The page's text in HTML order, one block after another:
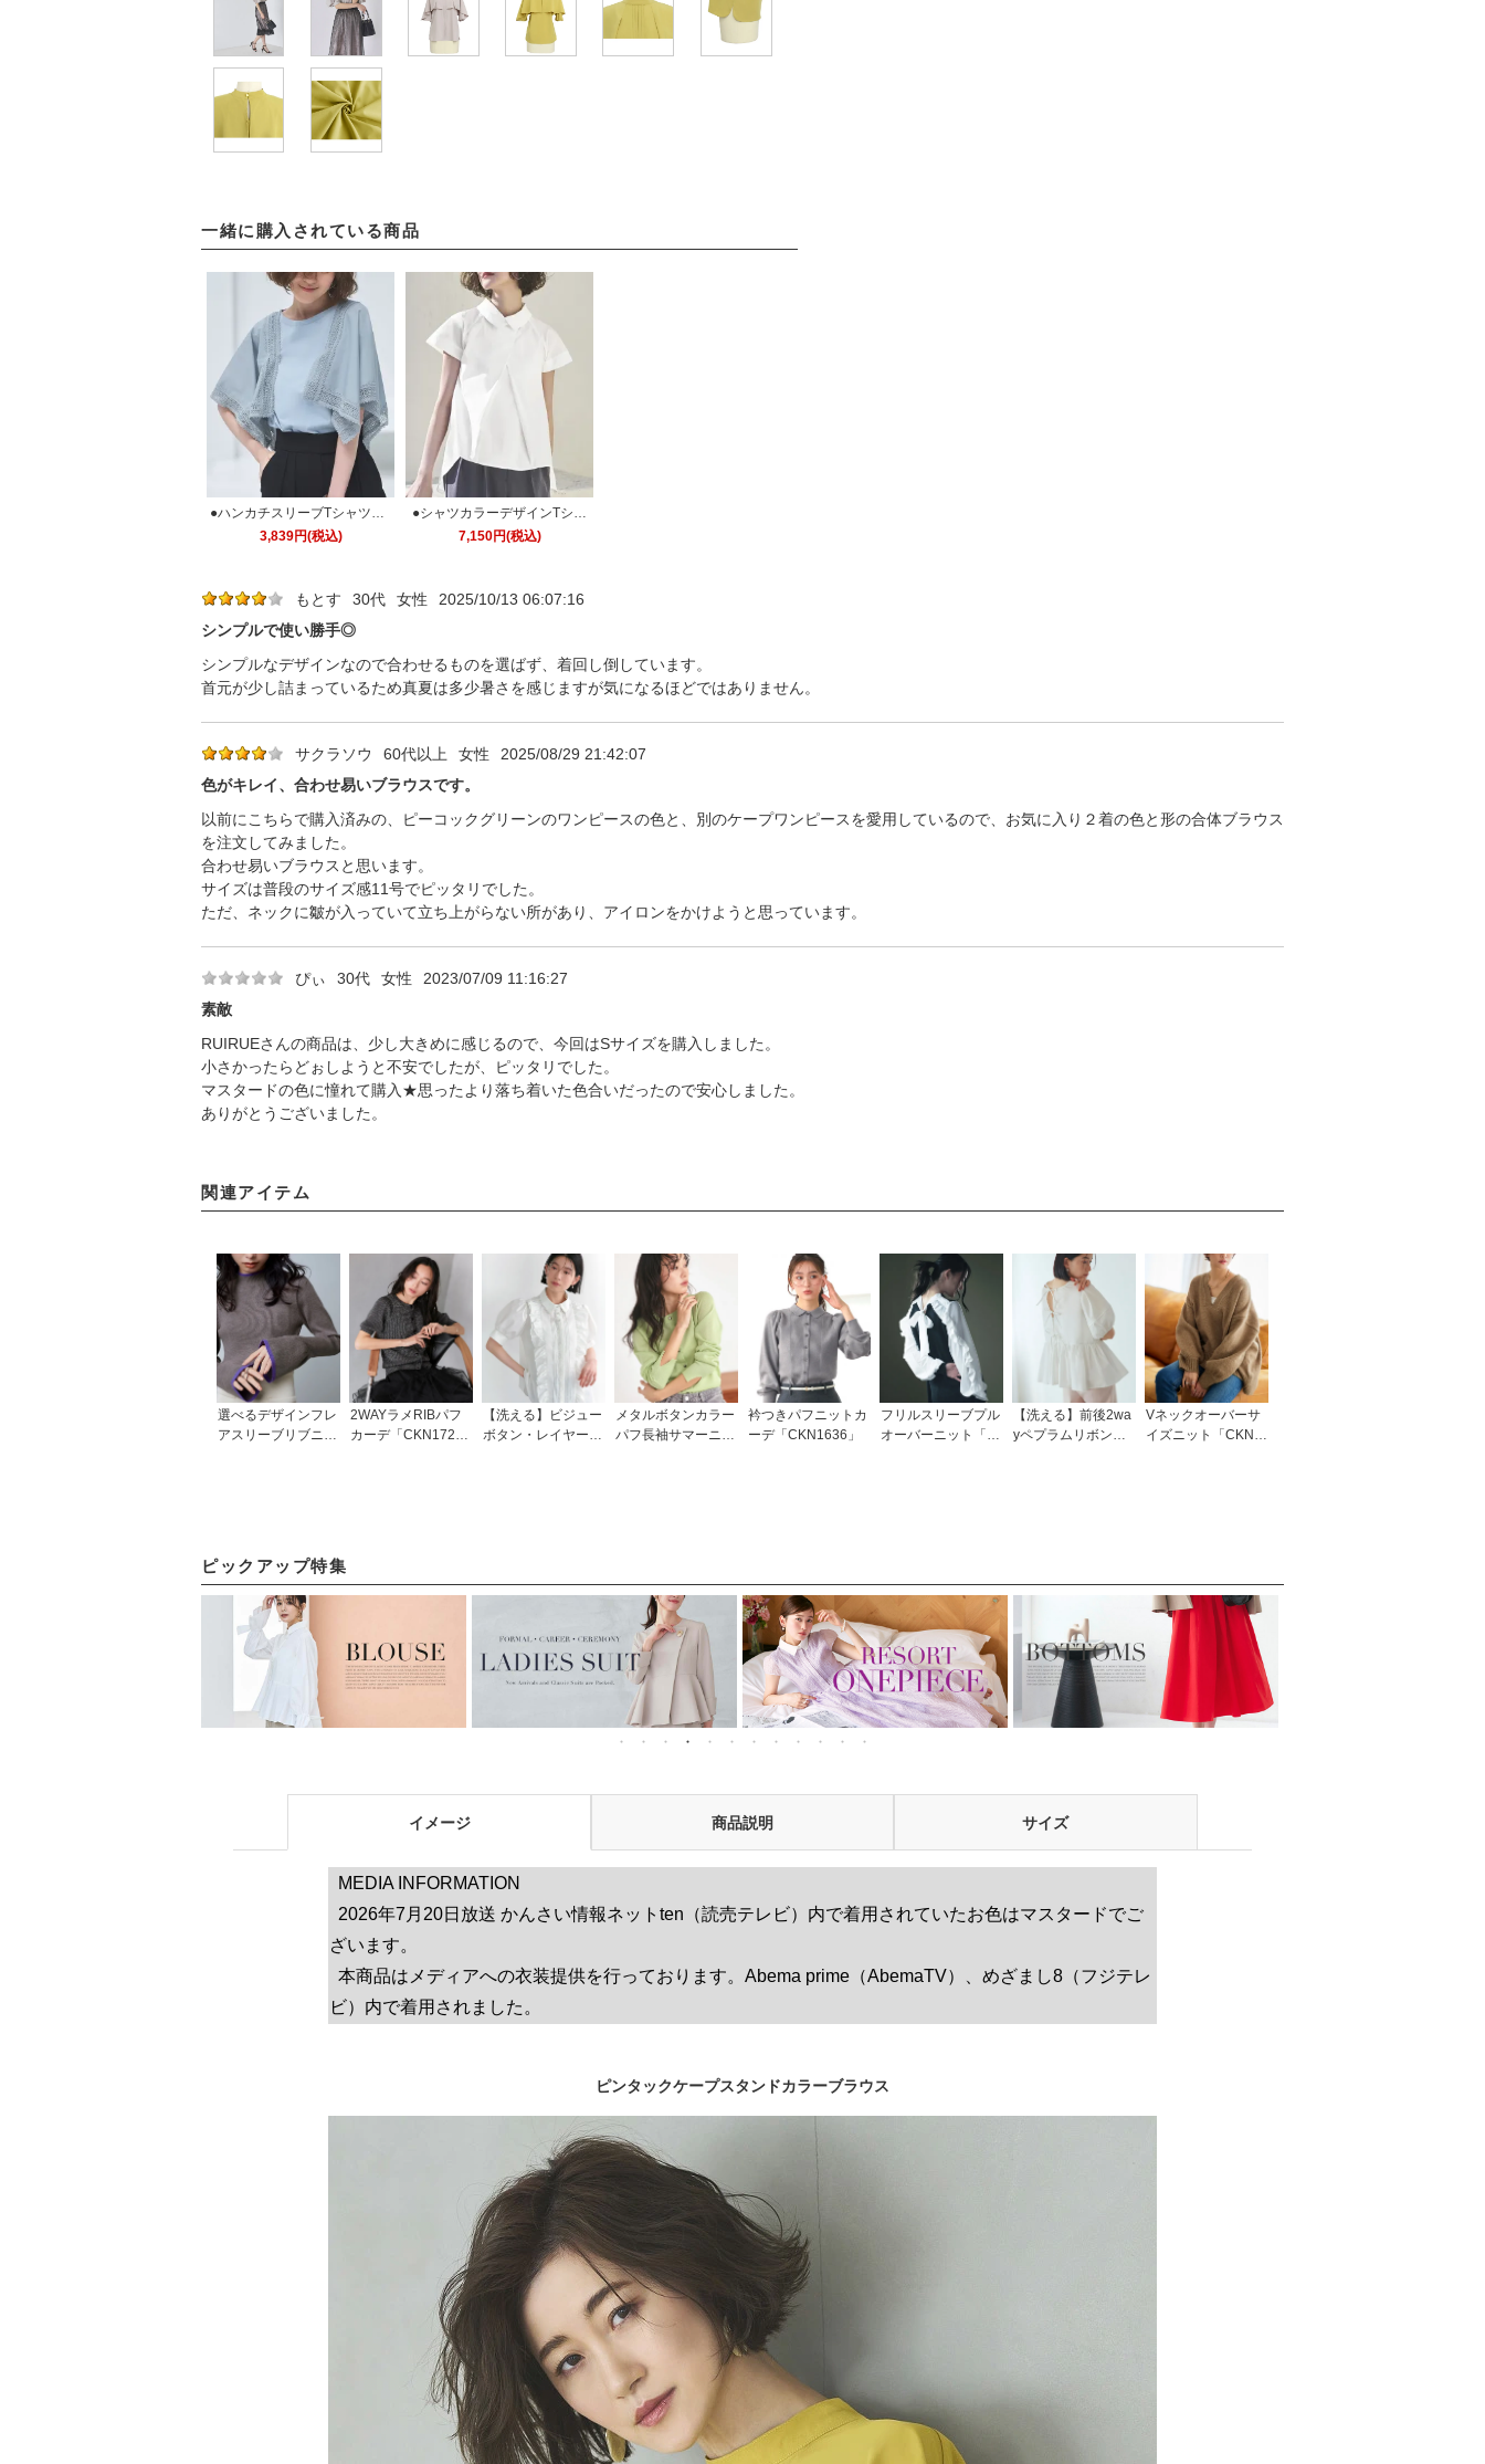
一緒に購入されている商品
●ハンカチスリーブTシャツ「T
1113」/ 学校行事・通勤・ビジ
3,839円(税込)
●シャツカラーデザインTシャ
ツ「T1112」/ 学校行事・通
7,150円(税込)
もとす 30代 女性
2025/10/13 06:07:16
シンプルで使い勝手◎
シンプルなデザインなので合わせるものを選ばず、着回し倒しています。
首元が少し詰まっているため真夏は多少暑さを感じますが気になるほどではありません。
サクラソウ 60代以上 女性
2025/08/29 21:42:07
色がキレイ、合わせ易いブラウスです。
以前にこちらで購入済みの、ピーコックグリーンのワンピースの色と、別のケープワンピースを愛用しているので、お気に入り２着の色と形の合体ブラウス
を注文してみました。
合わせ易いブラウスと思います。
サイズは普段のサイズ感11号でピッタリでした。
ただ、ネックに皺が入っていて立ち上がらない所があり、アイロンをかけようと思っています。
ぴぃ 30代 女性
2023/07/09 11:16:27
素敵
RUIRUEさんの商品は、少し大きめに感じるので、今回はSサイズを購入しました。
小さかったらどぉしようと不安でしたが、ピッタリでした。
マスタードの色に憧れて購入★思ったより落ち着いた色合いだったので安心しました。
ありがとうございました。
関連アイテム
選べるデザインフレ
アスリーブリブニッ
2WAYラメRIBパフ
カーデ「CKN172
【洗える】ビジュー
ボタン・レイヤーフ
メタルボタンカラー
パフ長袖サマーニッ
衿つきパフニットカ
ーデ「CKN1636」
フリルスリーブプル
オーバーニット「C
【洗える】前後2wa
yペプラムリボンブ
Vネックオーバーサ
イズニット「CKN1
ピックアップ特集
イメージ 商品説明 サイズ
MEDIA INFORMATION
2026年7月20日放送 かんさい情報ネットten（読売テレビ）内で着用されていたお色はマスタードでご
ざいます。
本商品はメディアへの衣装提供を行っております。Abema prime（AbemaTV）、めざまし8（フジテレ
ビ）内で着用されました。
ピンタックケープスタンドカラーブラウス